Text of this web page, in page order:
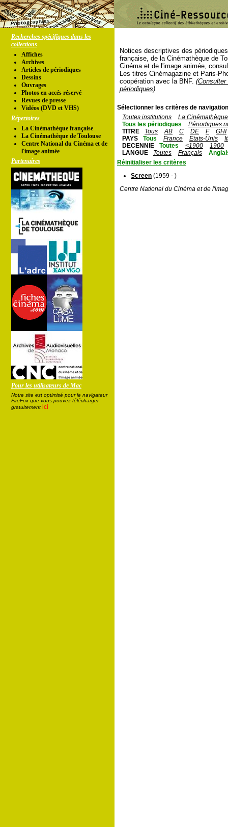
Recherches spécifiques dans les
collections
Affiches
Archives
Articles de périodiques
Dessins
Ouvrages
Photos en accés réservé
Revues de presse
Vidéos (DVD et VHS)
Répertoires
La Cinémathèque française
La Cinémathèque de Toulouse
Centre National du Cinéma et de
l'image animée
Partenaires
Pour les utilisateurs de Mac
Notre site est optimisé pour le navigateur
FireFox que vous pouvez télécharger
gratuitement ici
Notices descriptives des
française, de la Cinémathèque de
Cinéma et de l'image animée,
Les titres Cinémagazine et Paris-
coopération avec la BNF.
périodiques)
Sélectionner les critères de
Toutes institutions
La
Tous les périodiques
Périodiques
TITRE
Tous AB C DE F
GHI
PAYS
Tous France Etats-Unis
DECENNIE
Toutes <1900
1900
LANGUE
Toutes Français
Réinitialiser les critères
Screen (1959 - )
Centre National du Cinéma et de